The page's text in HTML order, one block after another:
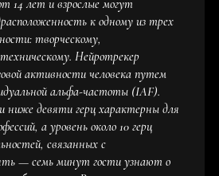
14 лет и взрослые могут
к одному из трех
творческому,
Нейротрекер
активности человека путем
альфа-частоты (IAF).
ниже девяти герц характерны для
а уровень около 10 герц
связанных с
— семь минут гости узнают о